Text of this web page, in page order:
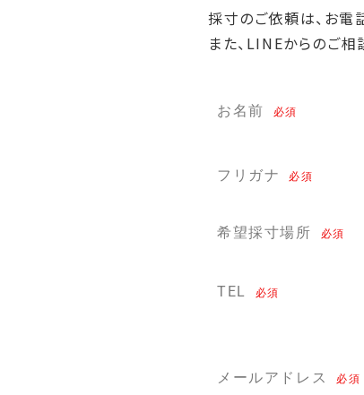
採寸のご依頼は、お電
また、LINEからのご相
お名前 必須
フリガナ 必須
希望採寸場所 必須
TEL 必須
メールアドレス 必須